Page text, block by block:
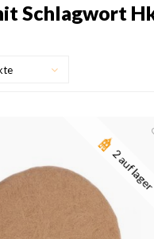
Schlagwort
2 auf lager